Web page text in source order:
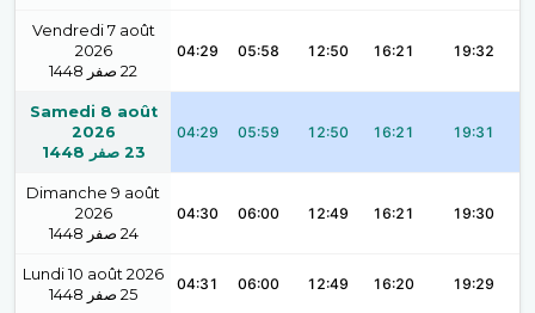
Vendredi 7 août
2026
1448 صفر 22
04:29 05:58 12:50 16:21 19:32
Samedi 8 août
2026
1448 صفر 23
04:29 05:59 12:50 16:21 19:31
Dimanche 9 août
2026
1448 صفر 24
04:30 06:00 12:49 16:21 19:30
Lundi 10 août 2026
1448 صفر 25
04:31 06:00 12:49 16:20 19:29